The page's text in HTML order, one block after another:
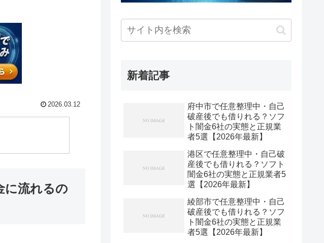
2026.03.12
に流れるの
新着記事
府中市で任意整理中・自己
破産後でも借りれる？ソフ
ト闇金6社の実態と正規業
者5選【2026年最新】
港区で任意整理中・自己破
産後でも借りれる？ソフト
闇金6社の実態と正規業者5
選【2026年最新】
綾部市で任意整理中・自己
破産後でも借りれる？ソフ
ト闇金6社の実態と正規業
者5選【2026年最新】